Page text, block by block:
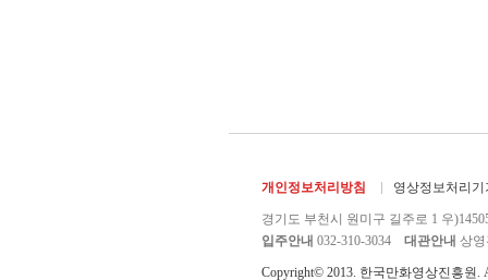
개인정보처리방침 영상정보처리기
경기도 부천시 원미구 길주로 1 우
입주안내 032-310-3034 대관안내 상영
Copyright© 2013. 한국만화영상진흥원.